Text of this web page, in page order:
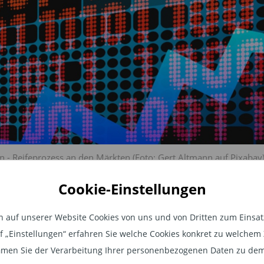
Cookie-Einstellungen
auf unserer Website Cookies von uns und von Dritten zum
erfahren Sie welche Cookies konkret zu
Sie der Verarbeitung Ihrer personenbezogenen Daten zu
- Reifeprozess an den Märkten (Foto: Gert Altmann auf Pixabay)
Markets-
an